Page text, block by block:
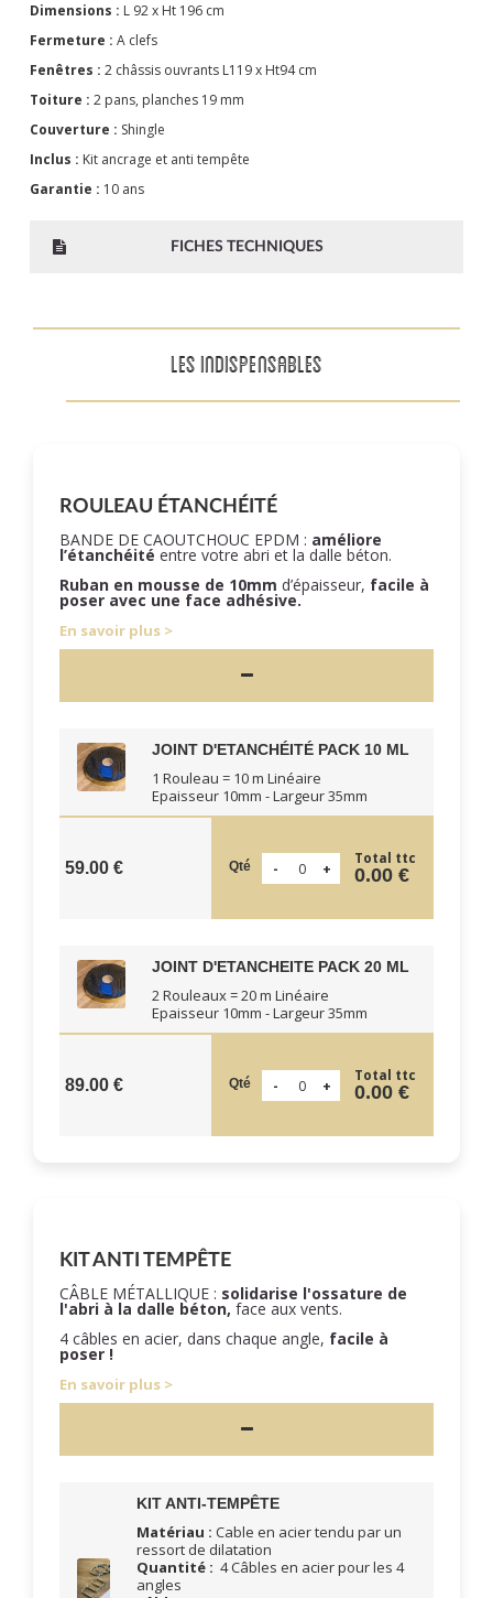
Dimensions : L 92 x Ht 196 cm
Fermeture : A clefs
Fenêtres : 2 châssis ouvrants L119 x Ht94 cm
Toiture : 2 pans, planches 19 mm
Couverture : Shingle
Inclus : Kit ancrage et anti tempête
Garantie : 10 ans
FICHES TECHNIQUES
LES INDISPENSABLES
ROULEAU ÉTANCHÉITÉ
BANDE DE CAOUTCHOUC EPDM : améliore
l’étanchéité entre votre abri et la dalle béton.
Ruban en mousse de 10mm d’épaisseur, facile à
poser avec une face adhésive.
En savoir plus
JOINT D'ETANCHÉITÉ PACK 10 ML
1 Rouleau = 10 m Linéaire
Epaisseur 10mm - Largeur 35mm
59.00 € Qté Total ttc
0.00 €
JOINT D'ETANCHEITE PACK 20 ML
2 Rouleaux = 20 m Linéaire
Epaisseur 10mm - Largeur 35mm
89.00 € Qté Total ttc
0.00 €
KIT ANTI TEMPÊTE
CÂBLE MÉTALLIQUE : solidarise l'ossature de
l'abri à la dalle béton, face aux vents.
4 câbles en acier, dans chaque angle, facile à
poser !
En savoir plus
KIT ANTI-TEMPÊTE
Matériau : Cable en acier tendu par un
ressort de dilatation
Quantité : 4 Câbles en acier pour les 4
angles